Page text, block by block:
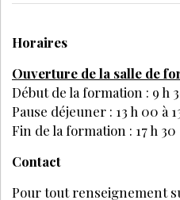
Horaires
Ouverture de la salle de
Début de la formation : 9 h
Pause déjeuner : 13 h 00 à
Fin de la formation : 17 h 30
Contact
Pour tout renseignement